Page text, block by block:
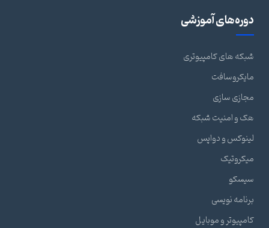
دوره‌های آموزشی
شبکه های کامپیوتری
مایکروسافت
مجازی سازی
هک و امنیت شبکه
لینوکس و دواپس
میکروتیک
سیسکو
برنامه نویسی
کامپیوتر و موبایل